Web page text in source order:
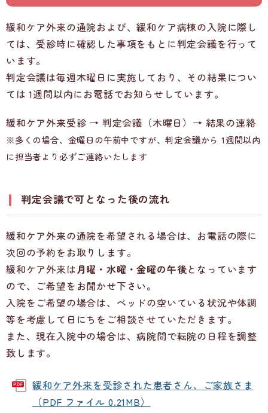
緩和ケア外来の通院および、緩和ケア病棟の入院に際し
ては、受診時に確認した事項をもとに判定会議を行って
います。
判定会議は毎週木曜日に実施しており、その結果につい
ては 1週間以内にお電話でお知らせしています。
緩和ケア外来受診 → 判定会議（木曜日）→ 結果の連絡
※多くの場合、金曜日の午前中ですが、判定会議から 1週間以内
に担当者より必ずご連絡いたします
判定会議で可となった後の流れ
緩和ケア外来の通院を希望される場合は、お電話の際に
次回の予約をお取りします。
緩和ケア外来は月曜・水曜・金曜の午後となっています
ので、ご希望をお聞かせ下さい。
入院をご希望の場合は、ベッドの空いている状況や体調
等を考慮して日にちをご相談させていただきます。
また、現在入院中の場合は、病院間で転院の日程を調整
致します。
緩和ケア外来を受診された患者さん、ご家族さま
（PDF ファイル 0.21MB）